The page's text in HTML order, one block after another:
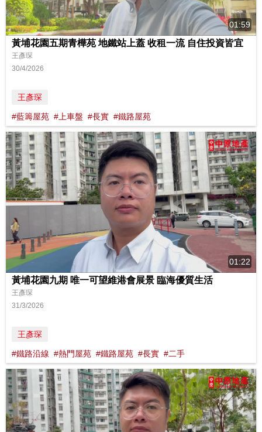
01:59
黃埔花園五期青樺苑 地鐵站上蓋 收租一流 自住投資皆宜
王彥琛
30/4/2026
王彥琛
#藍籌屋苑 #上車盤 #長實 #鐵路屋苑
01:22
黃埔花園九期 唯一可望維港會展景 臨海優質生活
王彥琛
31/3/2026
王彥琛
#鐵路沿線 #熱門屋苑 #鐵路屋苑 #長實 #二手